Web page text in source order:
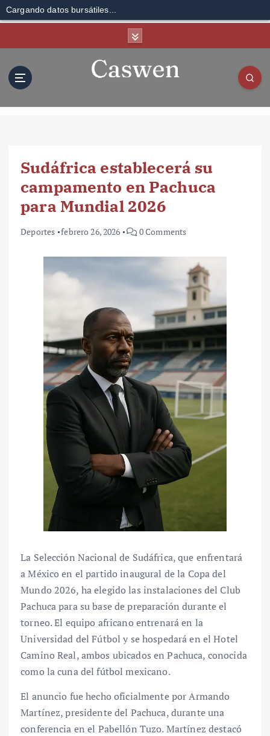
Cargando datos bursátiles...
Sudáfrica establecerá su
campamento en Pachuca
para Mundial 2026
Deportes febrero 26, 2026 0 Comments
La Selección Nacional de Sudáfrica, que enfrentará
a México en el partido inaugural de la Copa del
Mundo 2026, ha elegido las instalaciones del Club
Pachuca para su base de preparación durante el
torneo. El equipo africano entrenará en la
Universidad del Fútbol y se hospedará en el Hotel
Camino Real, ambos ubicados en Pachuca, conocida
como la cuna del fútbol mexicano.
El anuncio fue hecho oficialmente por Armando
Martínez, presidente del Pachuca, durante una
conferencia en el Pabellón Tuzo. Martínez destacó